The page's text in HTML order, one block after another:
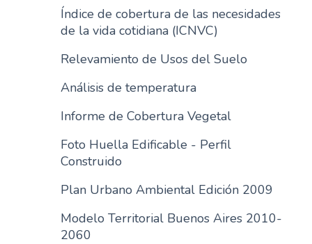
Índice de cobertura de las necesidades
de la vida cotidiana (ICNVC)
Relevamiento de Usos del Suelo
Análisis de temperatura
Informe de Cobertura Vegetal
Foto Huella Edificable - Perfil
Construido
Plan Urbano Ambiental Edición 2009
Modelo Territorial Buenos Aires 2010-
2060